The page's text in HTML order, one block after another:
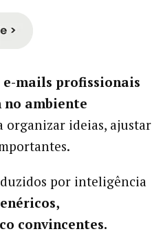
e-mails profissionais
no ambiente
organizar ideias, ajustar
por inteligência
convincentes.